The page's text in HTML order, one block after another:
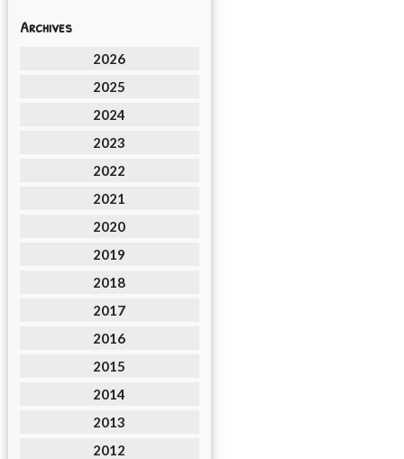
Archives
2026
2025
2024
2023
2022
2021
2020
2019
2018
2017
2016
2015
2014
2013
2012